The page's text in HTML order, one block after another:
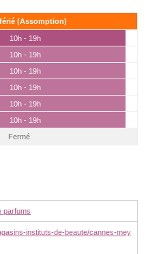
(Assomption)
10h - 19h
10h - 19h
10h - 19h
10h - 19h
10h - 19h
10h - 19h
Fermé
parfums
instituts-de-beaute/cannes-mey